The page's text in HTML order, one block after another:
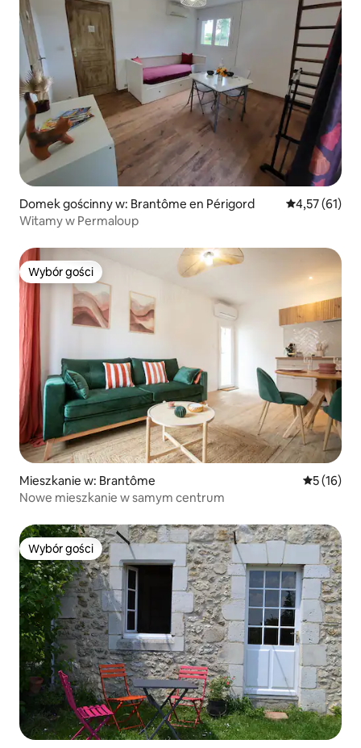
Domek gościnny w: Brantôme en Périgord Średnia
4,57 (61)
Witamy w Permaloup
Wybór gości
Wybór gości
Mieszkanie w: Brantôme Średnia
5 (16)
Nowe mieszkanie w samym centrum
Wybór gości
Wybór gości